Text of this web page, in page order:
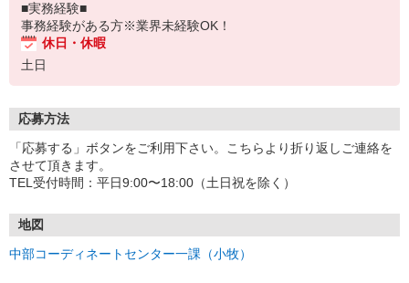
■実務経験■
事務経験がある方※業界未経験OK！
休日・休暇
土日
応募方法
「応募する」ボタンをご利用下さい。こちらより折り返しご連絡を
させて頂きます。
TEL受付時間：平日9:00〜18:00（土日祝を除く）
地図
中部コーディネートセンター一課（小牧）